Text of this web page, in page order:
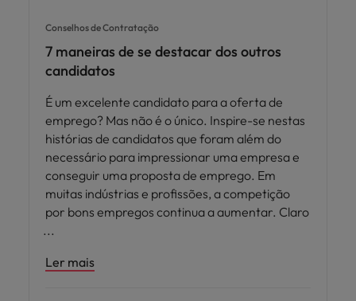
Conselhos de Contratação
7 maneiras de se destacar dos outros
candidatos
É um excelente candidato para a oferta de
emprego? Mas não é o único. Inspire-se nestas
histórias de candidatos que foram além do
necessário para impressionar uma empresa e
conseguir uma proposta de emprego. Em
muitas indústrias e profissões, a competição
por bons empregos continua a aumentar. Claro
Ler mais